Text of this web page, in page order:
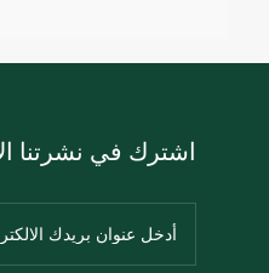
اشترك في نشرتنا